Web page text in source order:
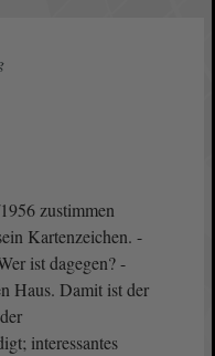
zustimmen
Kartenzeichen. -
ist dagegen? -
Haus. Damit ist der
interessantes